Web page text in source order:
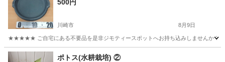
500円
川崎市 8月9日
★★★★★ ご自宅にある不要品を是非ジモティースポットへお持ち込みしませんか？
神奈川 川崎市 調理器具 グリルパン
ポトス(水耕栽培) ②